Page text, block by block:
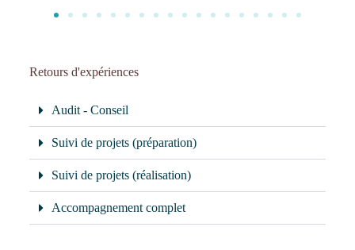
Retours d'expériences
Audit - Conseil
Suivi de projets (préparation)
Suivi de projets (réalisation)
Accompagnement complet